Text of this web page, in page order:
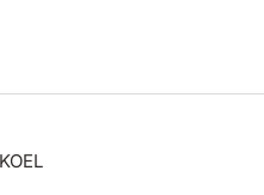
KOEL